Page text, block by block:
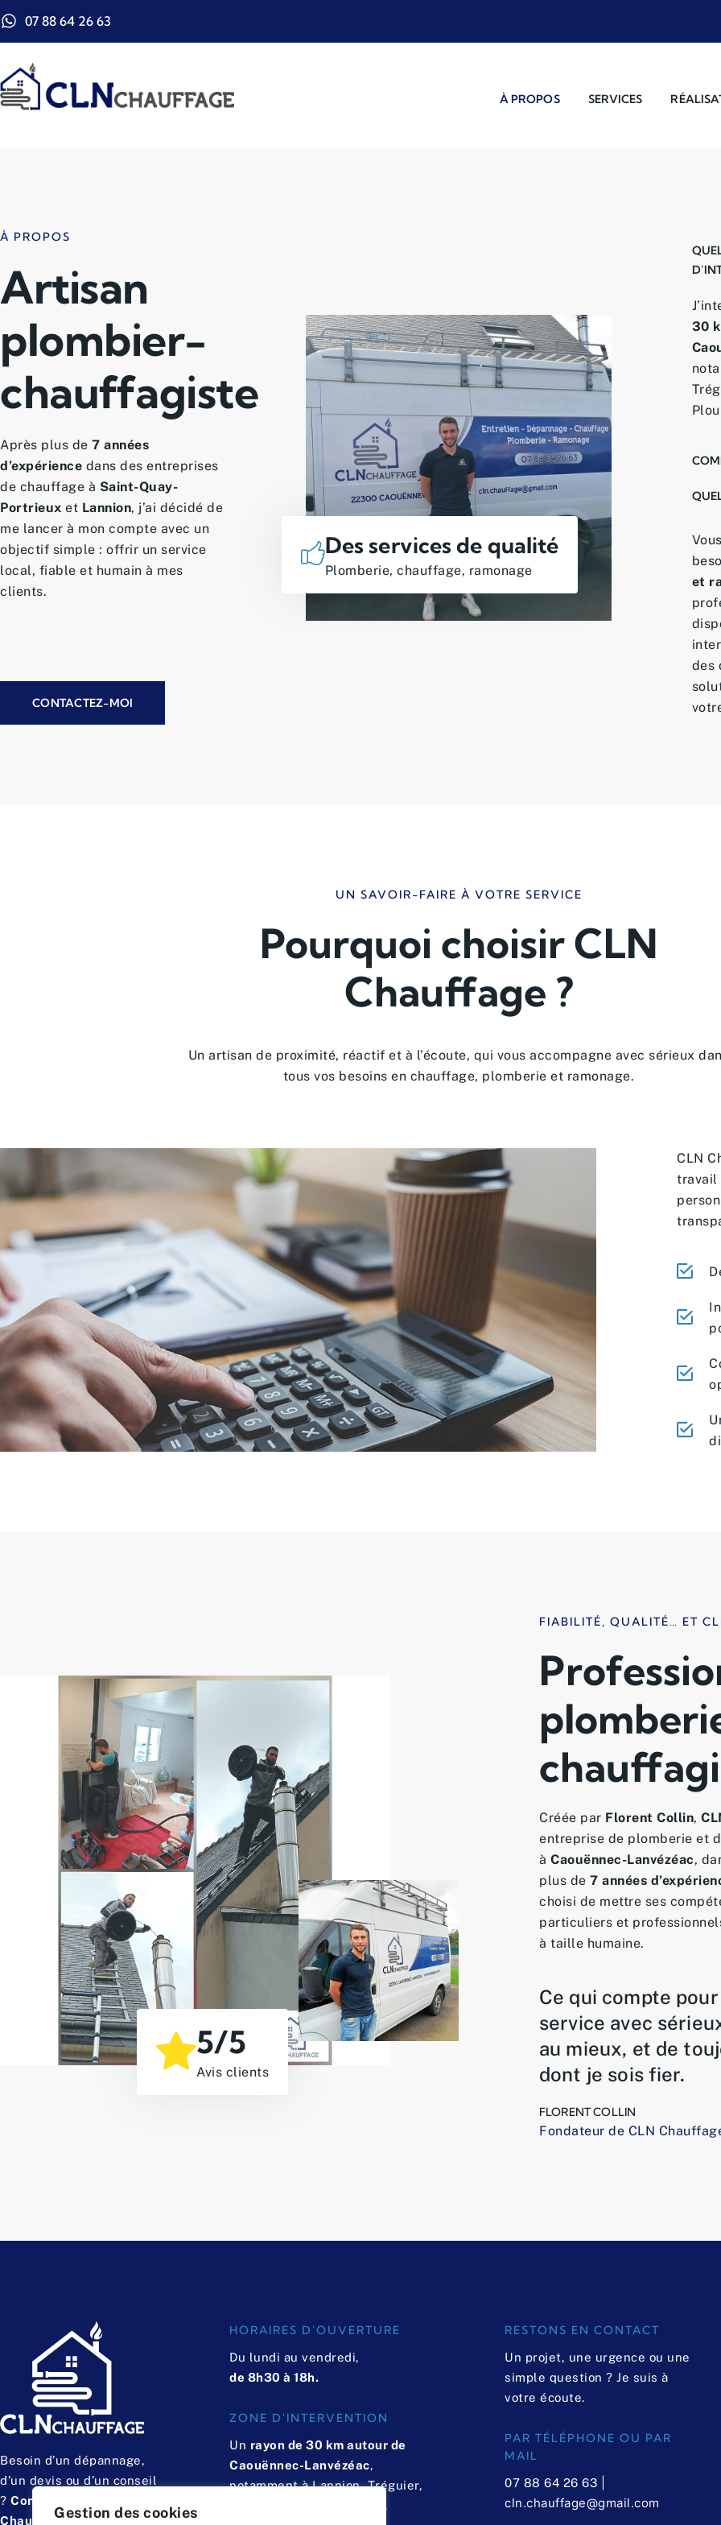
Gestion des cookies
07 88 64 26 63
À PROPOS SERVICES
À PROPOS
Artisan
plombier-
chauffagiste
Après plus de 7 années
d’expérience dans des entreprises
de chauffage à Saint-Quay-
Portrieux et Lannion, j’ai décidé de
me lancer à mon compte avec un
objectif simple : offrir un service
local, fiable et humain à mes
clients.
CONTACTEZ-MOI
Des services de qualité
Plomberie, chauffage, ramonage
30
et
des
UN SAVOIR-FAIRE À VOTRE SERVICE
Pourquoi choisir CLN
Chauffage ?
Un artisan de proximité, réactif et à l’écoute, qui vous accompagne avec sérieux
tous vos besoins en chauffage, plomberie et ramonage.
CLN
travail
5/5
Avis clients
FIABILITÉ, QUALITÉ… ET
Créée par Florent Collin,
entreprise de plomberie et
à Caouënnec-Lanvézéac,
plus de 7 années
choisi de mettre ses
particuliers et
à taille humaine.
Ce qui compte
service avec
au mieux, et de
dont je sois fier.
FLORENT COLLIN
Fondateur de CLN
Besoin d’un dépannage,
d’un devis ou d’un conseil
? Contactez CLN
Chauffage, votre artisan
HORAIRES D'OUVERTURE
Du lundi au vendredi,
de 8h30 à 18h.
ZONE D'INTERVENTION
Un rayon de 30 km autour de
Caouënnec-Lanvézéac,
notamment à Lannion, Tréguier,
Perros-Guirec, Ploubezre,
RESTONS EN CONTACT
Un projet, une urgence ou une
simple question ? Je suis à
votre écoute.
PAR TÉLÉPHONE OU PAR
MAIL
07 88 64 26 63
cln.chauffage@gmail.com